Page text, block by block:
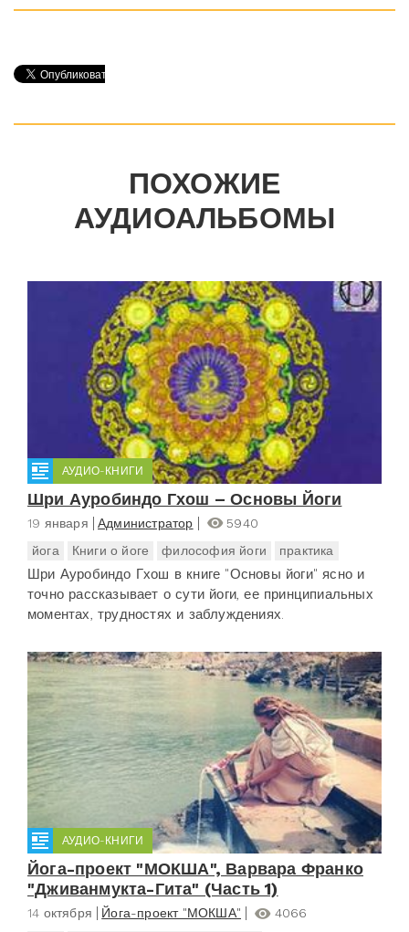
ПОХОЖИЕ
АУДИОАЛЬБОМЫ
АУДИО-КНИГИ
Шри Ауробиндо Гхош – Основы Йоги
19 января Администратор
5940
йога
Книги о йоге философия йоги практика
Шри Ауробиндо Гхош в книге "Основы йоги" ясно и
точно рассказывает о сути йоги, ее принципиальных
моментах, трудностях и заблуждениях.
АУДИО-КНИГИ
Йога-проект "МОКША", Варвара Франко
"Дживанмукта-Гита" (Часть 1)
14 октября Йога-проект "МОКША"
4066